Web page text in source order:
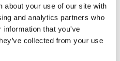
about your use of our site with
and analytics partners who
that you’ve
collected from your use
winkelwagen